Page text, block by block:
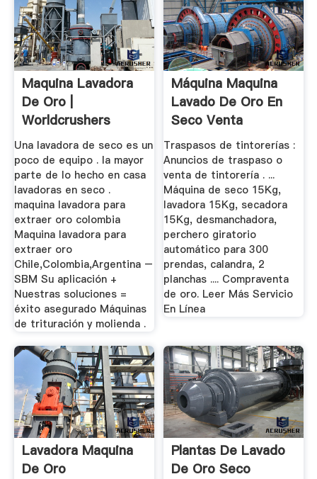
Maquina Lavadora
De Oro |
Worldcrushers
Una lavadora de seco es un
poco de equipo . la mayor
parte de lo hecho en casa
lavadoras en seco .
maquina lavadora para
extraer oro colombia
Maquina lavadora para
extraer oro
Chile,Colombia,Argentina –
SBM Su aplicación +
Nuestras soluciones =
éxito asegurado Máquinas
de trituración y molienda .
Máquina Maquina
Lavado De Oro En
Seco Venta
Traspasos de tintorerías :
Anuncios de traspaso o
venta de tintorería . ...
Máquina de seco 15Kg,
lavadora 15Kg, secadora
15Kg, desmanchadora,
perchero giratorio
automático para 300
prendas, calandra, 2
planchas .... Compraventa
de oro. Leer Más Servicio
En Línea
Lavadora Maquina
De Oro
Plantas De Lavado
De Oro Seco